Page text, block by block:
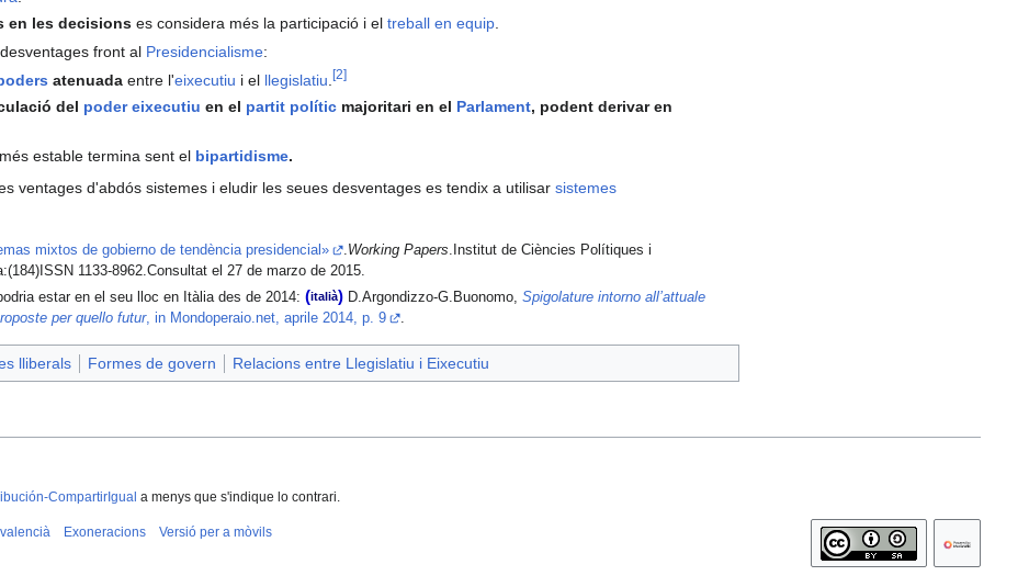
en les decisionses considera més la participació i el treball en equip.
front al Presidencialisme:
atenuadaentre l'eixecutiu i el llegislatiu [2]
del poder eixecutiu en el partit políticmajoritari en el Parlament, podent derivar en
estable termina sent el bipartidisme.
ventages d'abdós sistemes i eludir les seues desventages es tendix a utilisar sistemes
mixtos de gobierno de tendència presidencial» .Working Papers.Institut de Ciències Polítiques i
1133-8962.Consultat el 27 de marzo de 2015.
estar en el seu lloc en Itàlia des de 2014:(italià) D.Argondizzo-G.Buonomo,Spigolature intorno all’attuale
per quello futur, in Mondoperaio.net, aprile 2014, p. 9 .
lliberals Formes de govern Relacions entre Llegislatiu i Eixecutiu
CompartirIgual a menys que s'indique lo contrari.
Exoneracions Versió per a mòvils